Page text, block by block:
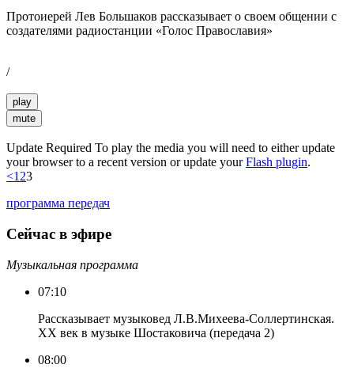
Протоиерей Лев Большаков рассказывает о своем общении с
создателями радиостанции «Голос Православия»
/
play
mute
Update Required To play the media you will need to either update
your browser to a recent version or update yourFlash plugin.
<1 23
программа передач
Сейчас в эфире
Музыкальная программа
07:10
Рассказывает музыковед Л.В.Михеева-Соллертинская.
ХХ век в музыке Шостаковича (передача 2)
08:00